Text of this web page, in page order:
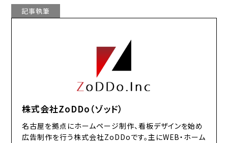
記事執筆
株式会社ZoDDo（ゾッド）
名古屋を拠点にホームページ制作、看板デザインを始め
広告制作を行う株式会社ZoDDoです。主にWEB・ホーム